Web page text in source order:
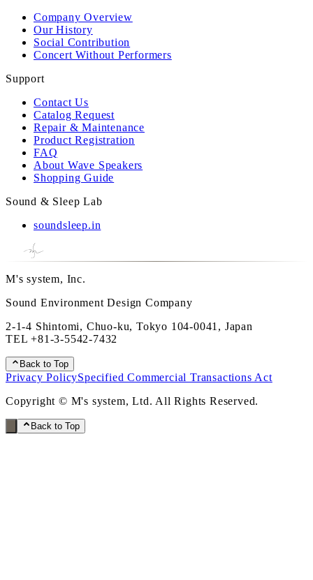
Company Overview
Our History
Social Contribution
Concert Without Performers
Support
Contact Us
Catalog Request
Repair & Maintenance
Product Registration
FAQ
About Wave Speakers
Shopping Guide
Sound & Sleep Lab
soundsleep.in
M's system, Inc.
Sound Environment Design Company
2-1-4 Shintomi, Chuo-ku, Tokyo 104-0041, Japan
TEL+81-3-5542-7432
Back to Top
Privacy PolicySpecified Commercial Transactions Act
Copyright © M's system, Ltd. All Rights Reserved.
Back to Top